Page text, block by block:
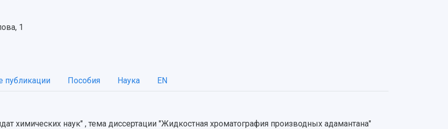
1
публикации Пособия Наука EN
химических наук" , тема диссертации "Жидкостная хроматография производных адамантана"